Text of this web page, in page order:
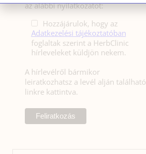
az alábbi nyilatkozatot:
Hozzájárulok, hogy az
Adatkezelési tájékoztatóban
foglaltak szerint a HerbClinic
hírleveleket küldjön nekem.
A hírlevélről bármikor
leiratkozhatsz a levél alján található
linkre kattintva.